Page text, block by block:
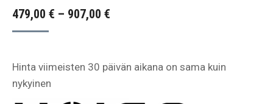
479,00 € – 907,00 €
907,00 €
Hinta viimeisten 30 päivän aikana on sama kuin
nykyinen